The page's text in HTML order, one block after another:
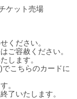
ケット売場
ください。
ご容赦ください。
します。
こちらのカードに
。
了いたします。